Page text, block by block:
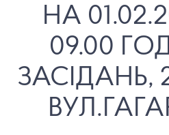
НА
09.00
ЗАСІДАНЬ,